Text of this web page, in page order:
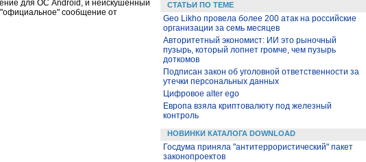
для ОС Android, и неискушенный
"официальное" сообщение от
СТАТЬИ ПО ТЕМЕ
Geo Likho провела более 200 атак на российские
организации за семь месяцев
Авторитетный экономист: ИИ это рыночный
пузырь, который лопнет громче, чем пузырь
доткомов
Подписан закон об уголовной ответственности за
утечки персональных данных
Цифровое alter ego
Европа взяла криптовалюту под железный
контроль
НОВИНКИ КАТАЛОГА DOWNLOAD
Госдума приняла "антитеррористический" пакет
законопроектов